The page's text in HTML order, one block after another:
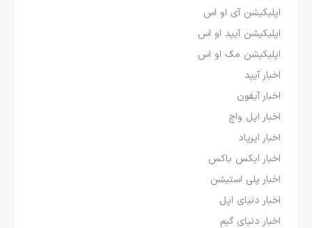
اپلیکیشن آی او اس
اپلیکیشن آیپد او اس
اپلیکیشن مک او اس
اخبار آیپد
اخبار آیفون
اخبار اپل واچ
اخبار ایرپاد
اخبار ایکس باکس
اخبار پلی استیشن
اخبار دنیای اپل
اخبار دنیای گیم